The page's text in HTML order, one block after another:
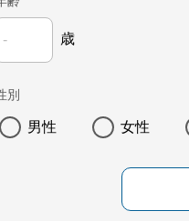
歳
別
男性 女性